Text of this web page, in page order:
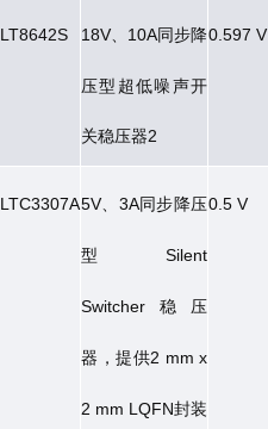
LT8642S 18V、 10A同步降
压型超低噪声开
关稳压器2
0.597 V
LTC3307A5V、 3A同步降压
型 Silent
Switcher 稳压
器，提供2 mm x
2 mm LQFN封装
0.5 V